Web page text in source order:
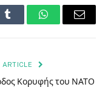
Tumblr WhatsAppEmail
ARTICLE
Κορυφής του ΝΑΤΟ